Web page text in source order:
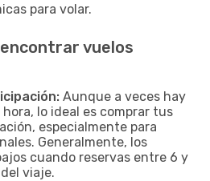
para volar.
vuelos
Aunque a veces hay
lo ideal es comprar tus
especialmente para
Generalmente, los
cuando reservas entre 6 y
viaje.